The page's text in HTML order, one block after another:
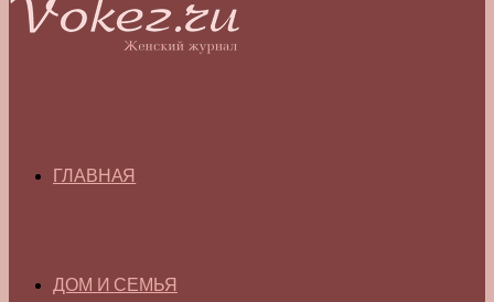
ГЛАВНАЯ
ДОМ И СЕМЬЯ